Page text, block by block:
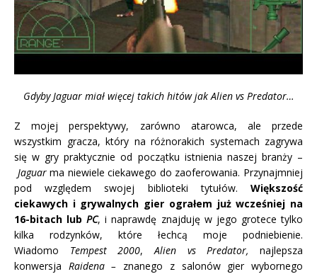
Gdyby Jaguar miał więcej takich hitów jak Alien vs Predator…
Z mojej perspektywy, zarówno atarowca, ale przede
wszystkim gracza, który na różnorakich systemach zagrywa
się w gry praktycznie od początku istnienia naszej branży –
Jaguarma niewiele ciekawego do zaoferowania. Przynajmniej
pod względem swojej biblioteki tytułów. Większość
ciekawych i grywalnych gier ograłem już wcześniej na
16-bitach lubPC, i naprawdę znajduję w jego grotece tylko
kilka rodzynków, które łechcą moje podniebienie.
Wiadomo Tempest 2000,Alien vs Predator,najlepsza
konwersja Raidena – znanego z salonów gier wybornego